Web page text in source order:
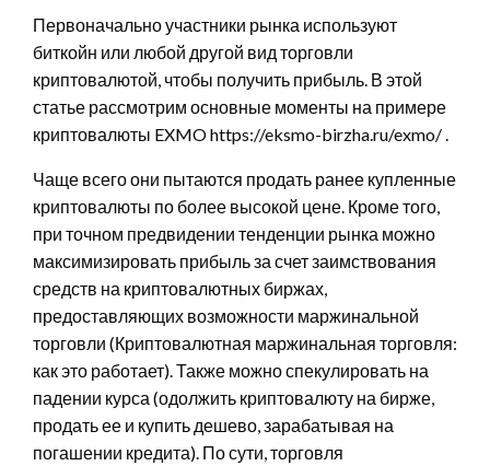
Первоначально участники рынка используют
биткойн или любой другой вид торговли
криптовалютой, чтобы получить прибыль. В этой
статье рассмотрим основные моменты на примере
криптовалюты EXMO https://eksmo-birzha.ru/exmo/ .
Чаще всего они пытаются продать ранее купленные
криптовалюты по более высокой цене. Кроме того,
при точном предвидении тенденции рынка можно
максимизировать прибыль за счет заимствования
средств на криптовалютных биржах,
предоставляющих возможности маржинальной
торговли (Криптовалютная маржинальная торговля:
как это работает). Также можно спекулировать на
падении курса (одолжить криптовалюту на бирже,
продать ее и купить дешево, зарабатывая на
погашении кредита). По сути, торговля